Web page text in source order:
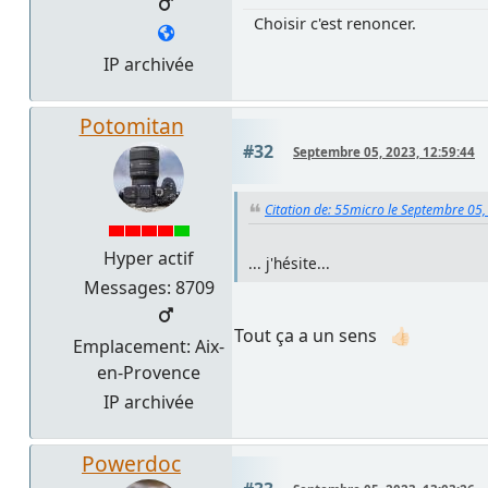
IP archivée
Choisir c'est renoncer.
Potomitan
Hyper actif
Messages: 8709
Emplacement: Aix-
en-Provence
IP archivée
#32 Septembre 05, 2023, 12:59:44
Citation de: 55micro le Septembre
... j'hésite...
Tout ça a un sens 👍🏻
Powerdoc